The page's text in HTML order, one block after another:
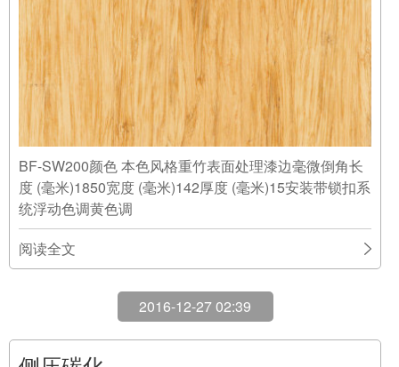
BF-SW200颜色 本色风格重竹表面处理漆边毫微倒角长
度 (毫米)1850宽度 (毫米)142厚度 (毫米)15安装带锁扣系
统浮动色调黄色调
阅读全文
侧压碳化